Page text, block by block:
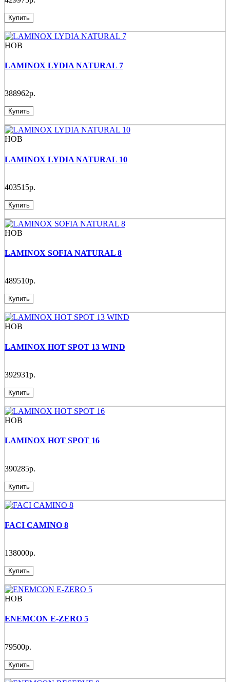
Купить
НОВ
LAMINOX LYDIA NATURAL 7
388962р.
Купить
НОВ
LAMINOX LYDIA NATURAL 10
403515р.
Купить
НОВ
LAMINOX SOFIA NATURAL 8
489510р.
Купить
НОВ
LAMINOX HOT SPOT 13 WIND
392931р.
Купить
НОВ
LAMINOX HOT SPOT 16
390285р.
Купить
FACI CAMINO 8
138000р.
Купить
НОВ
ENEMCON E-ZERO 5
79500р.
Купить